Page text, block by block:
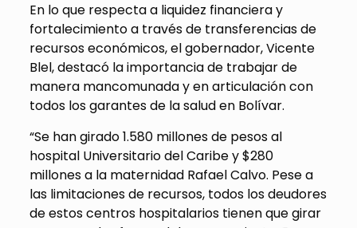
En lo que respecta a liquidez financiera y
fortalecimiento a través de transferencias de
recursos económicos, el gobernador, Vicente
Blel, destacó la importancia de trabajar de
manera mancomunada y en articulación con
todos los garantes de la salud en Bolívar.
“Se han girado 1.580 millones de pesos al
hospital Universitario del Caribe y $280
millones a la maternidad Rafael Calvo. Pese a
las limitaciones de recursos, todos los deudores
de estos centros hospitalarios tienen que girar